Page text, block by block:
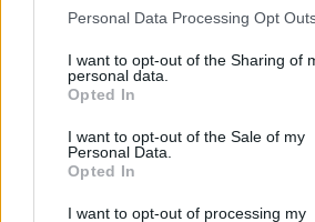
Personal Data Processing Opt
I want to opt-out of the Sharing of
personal data.
Opted In
I want to opt-out of the Sale of my
Personal Data.
Opted In
I want to opt-out of processing my
D’una banda, Nico Rodríguez continua amb la
imposant-se en el salt d’alçada i aconseguint el
sub10, la mateixa posició que va aconseguir
marca personal i quedant-se a les portes del podi
també va aconseguir MMP. Aquests resultats van
Campionat de Clubs sub8 i la 12a en el sub10.
Al control de promoció sub12-14, Alejandro del